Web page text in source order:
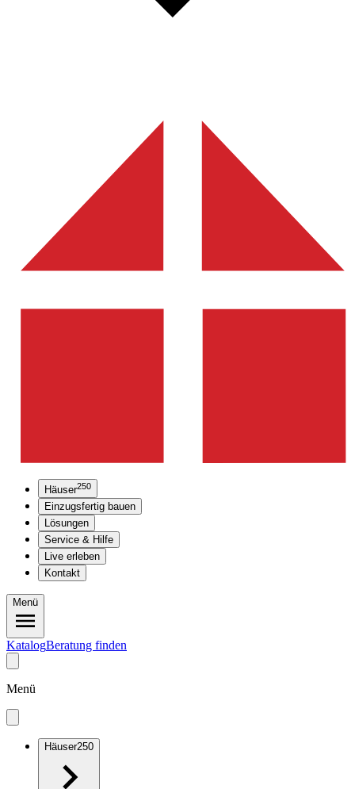
Häuser250
Einzugsfertig bauen
Lösungen
Service & Hilfe
Live erleben
Kontakt
Menü
KatalogBeratung finden
Menü
Häuser250